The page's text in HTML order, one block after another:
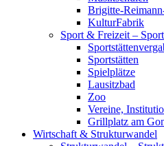
Brigitte-
KulturFabrik
Sport & Freizeit –
Sportstätten
Spielplätze
Lausitzbad
Zoo
Vereine,
Grillplatz am
Wirtschaft & Strukturwandel